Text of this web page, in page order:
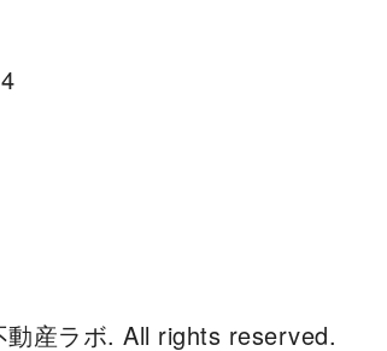
産ラボ. All rights reserved.